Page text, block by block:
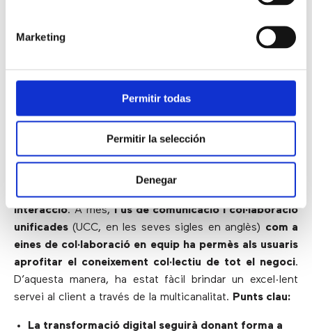
Marketing
Permitir todas
Permitir la selección
Denegar
Per oferir una experiència coherent i completa, el call
center necessita els esforços combinats d’altres
departaments. Per això,
es requereix una estratègia de
Afortunadament,les innovacions tecnològiques com
l’omnicanalitat unificada i la Internet de les Coses
(IoT, en les seves sigles en anglès)
estan marcant la
Els pioners d’aquesta tendència han integrat
aquestes innovacions en tots els àmbits per obtenir
millors connexions amb els clients amb cada
interacció. A més,l’ús de comunicació i col·laboració
unificades (UCC, en les seves sigles en anglès) com a
eines de col·laboració en equip ha permès als usuaris
aprofitar el coneixement col·lectiu de tot el negoci.
D’aquesta manera, ha estat fàcil brindar un excel·lent
servei al client a través de la multicanalitat. Punts clau:
La transformació digital seguirà donant forma a